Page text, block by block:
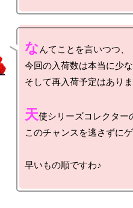
なんてことを言いつつ、
今回の入荷数は本当に少な
そして再入荷予定はありま
天使シリーズコレクター
このチャンスを逃さずに
早いもの順ですわ♪